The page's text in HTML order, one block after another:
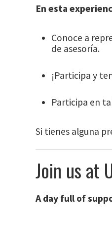
En esta
Conoce a
de asesoría.
¡Participa y
Participa en
Si tienes alguna
Join us at
A day full of